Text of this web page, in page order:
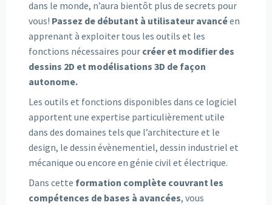
dans le monde, n’aura bientôt plus de secrets pour
vous! Passez de débutant à utilisateur avancéen
apprenant à exploiter tous les outils et les
fonctions nécessaires pour créer et modifier des
dessins 2D et modélisations 3D de façon
autonome.
Les outils et fonctions disponibles dans ce logiciel
apportent une expertise particulièrement utile
dans des domaines tels que l’architecture et le
design, le dessin évènementiel, dessin industriel et
mécanique ou encore en génie civil et électrique.
Dans cette formation complète couvrant les
compétences de bases à avancées, vous